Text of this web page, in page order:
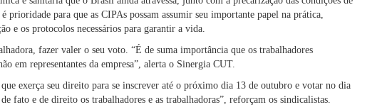
prioridade para que as CIPAs possam assumir seu importante papel na prática,
e os protocolos necessários para garantir a vida.
fazer valer o seu voto. “É de suma importância que os trabalhadores
em representantes da empresa”, alerta o Sinergia CUT.
exerça seu direito para se inscrever até o próximo dia 13 de outubro e votar no dia
fato e de direito os trabalhadores e as trabalhadoras”, reforçam os sindicalistas.